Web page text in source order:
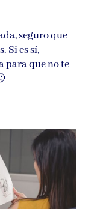
seguro que
Si es sí,
para que no te